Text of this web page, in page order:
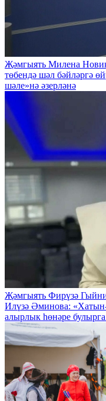
Җәмгыять Милена
төбендә шәл бәйләргә
шәле»нә әзерләнә
Җәмгыять Фирүзә
Илүзә Әминова:
алырлык һөнәре